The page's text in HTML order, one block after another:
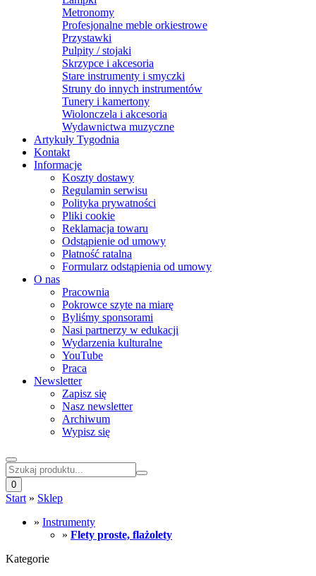
Metronomy
Profesjonalne meble orkiestrowe
Przystawki
Pulpity / stojaki
Skrzypce i akcesoria
Stare instrumenty i smyczki
Struny do innych instrumentów
Tunery i kamertony
Wiolonczela i akcesoria
Wydawnictwa muzyczne
Artykuły Tygodnia
Kontakt
Informacje
Koszty dostawy
Regulamin serwisu
Polityka prywatności
Pliki cookie
Reklamacja towaru
Odstąpienie od umowy
Płatność ratalna
Formularz odstąpienia od umowy
O nas
Pracownia
Pokrowce szyte na miarę
Byliśmy sponsorami
Nasi partnerzy w edukacji
Wydarzenia kulturalne
YouTube
Praca
Newsletter
Zapisz się
Nasz newsletter
Archiwum
Wypisz się
0
Start » Sklep
» Instrumenty
» Flety proste, flażolety
Kategorie